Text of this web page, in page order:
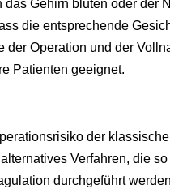
Gehirn bluten oder der
die entsprechende
der Operation und der
Patienten geeignet.
der
Verfahren, die so
durchgeführt